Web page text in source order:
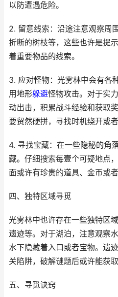
以防遭遇危险。
2. 留意线索：沿途注意观察周
折断的树枝等，这些也许是提
着重要物品的线索。
3. 应对怪物：光雾林中会有各
用地形躲避怪物攻击。对于实
动出击，积累战斗经验和获取
要贸然硬拼，寻找时机绕开或
4. 寻找宝藏：在一些隐秘的角
藏。仔细搜索每壹个可疑地点
面或许有珍贵的道具、金币或者
四、独特区域寻觅
光雾林中也许存在一些独特区
遗迹等。对于湖泊，注意观察
水下隐藏着入口或者宝物。遗
关陷阱，破解谜题后或许能获取
五、寻觅诀窍